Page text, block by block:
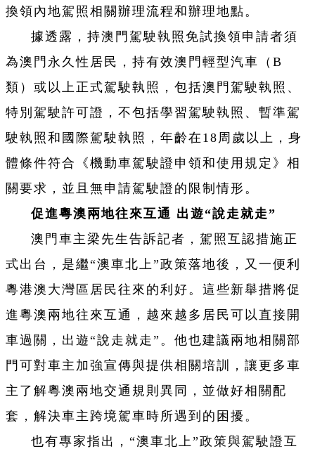
換領內地駕照相關辦理流程和辦理地點。
據透露，持澳門駕駛執照免試換領申請者須
為澳門永久性居民，持有效澳門輕型汽車（B
類）或以上正式駕駛執照，包括澳門駕駛執照、
特別駕駛許可證，不包括學習駕駛執照、暫準駕
駛執照和國際駕駛執照，年齡在18周歲以上，身
體條件符合《機動車駕駛證申領和使用規定》相
關要求，並且無申請駕駛證的限制情形。
促進粵澳兩地往來互通 出遊“說走就走”
澳門車主梁先生告訴記者，駕照互認措施正
式出台，是繼“澳車北上”政策落地後，又一便利
粵港澳大灣區居民往來的利好。這些新舉措將促
進粵澳兩地往來互通，越來越多居民可以直接開
車過關，出遊“說走就走”。他也建議兩地相關部
門可對車主加強宣傳與提供相關培訓，讓更多車
主了解粵澳兩地交通規則異同，並做好相關配
套，解決車主跨境駕車時所遇到的困擾。
也有專家指出，“澳車北上”政策與駕駛證互